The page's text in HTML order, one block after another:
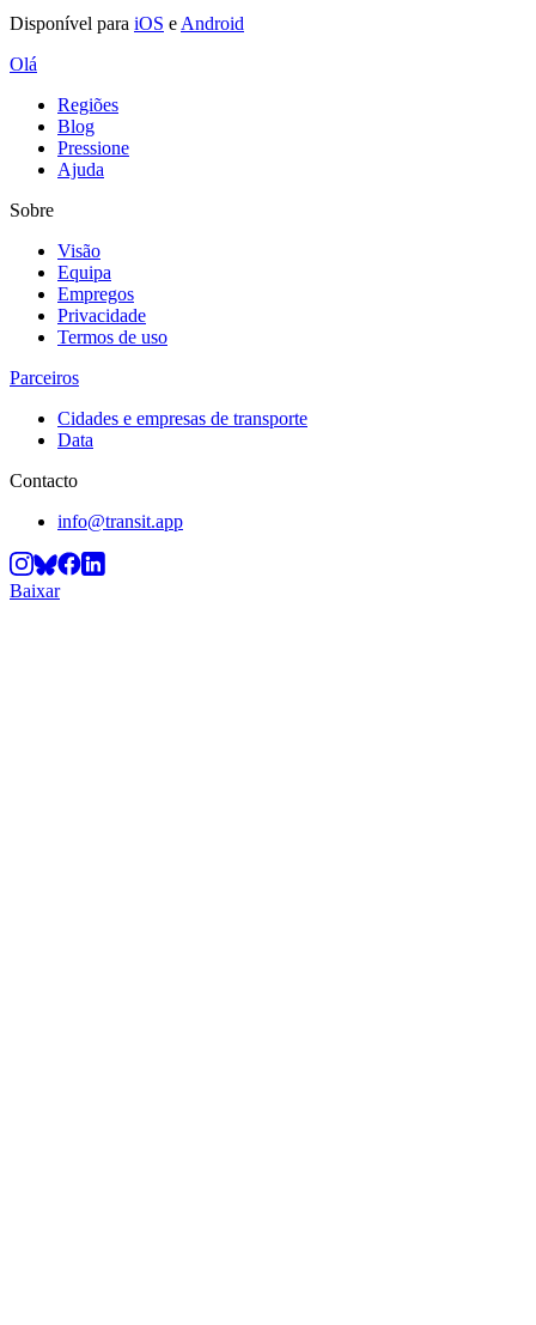
Disponível para iOS e Android
Olá
Regiões
Blog
Pressione
Ajuda
Sobre
Visão
Equipa
Empregos
Privacidade
Termos de uso
Parceiros
Cidades e empresas de transporte
Data
Contacto
info@transit.app
Baixar